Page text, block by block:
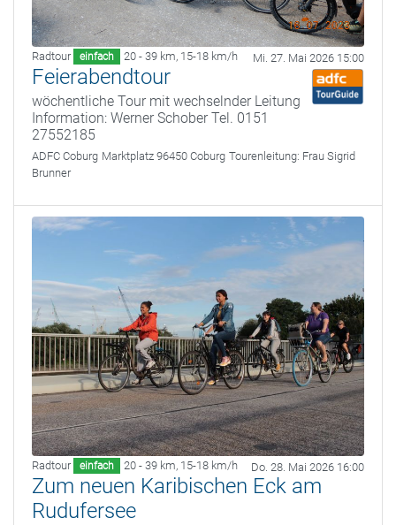
Radtour einfach 20 - 39 km, 15-18 km/h Mi. 27. Mai 2026 15:00
Feierabendtour
wöchentliche Tour mit wechselnder Leitung
Information: Werner Schober Tel. 0151
27552185
ADFC Coburg Marktplatz 96450 Coburg Tourenleitung: Frau Sigrid
Brunner
Radtour einfach 20 - 39 km, 15-18 km/h Do. 28. Mai 2026 16:00
Zum neuen Karibischen Eck am
Rudufersee